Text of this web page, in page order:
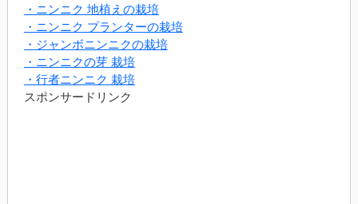
・ニンニク 地植えの栽培
・ニンニク プランターの栽培
・ジャンボニンニクの栽培
・ニンニクの芽 栽培
・行者ニンニク 栽培
スポンサードリンク